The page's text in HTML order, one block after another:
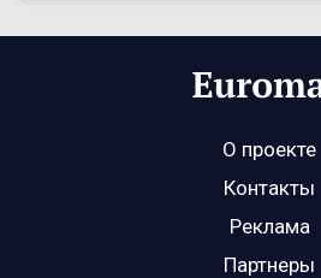
О проекте
Контакты
Реклама
Партнеры